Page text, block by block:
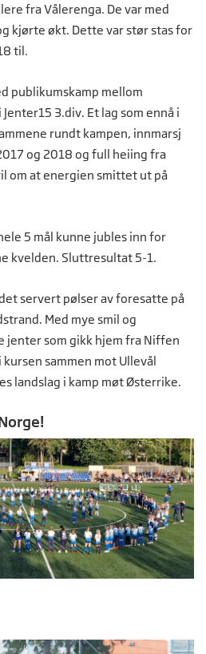
fra Vålerenga. De var med
kjørte økt. Dette var stør stas for
til.
publikumskamp mellom
3.div. Et lag som ennå i
rundt kampen, innmarsj
og 2018 og full heiing fra
om at energien smittet ut på
5 mål kunne jubles inn for
kvelden. Sluttresultat 5-1.
servert pølser av foresatte på
Med mye smil og
jenter som gikk hjem fra Niffen
sammen mot Ullevål
landslag i kamp møt Østerrike.